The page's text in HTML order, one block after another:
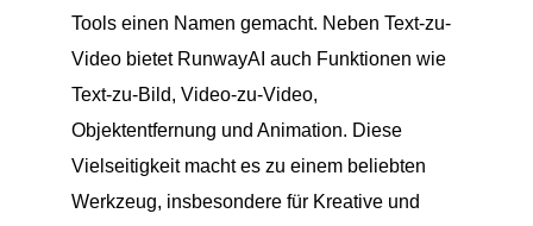
Tools einen Namen gemacht. Neben Text-zu-
Video bietet RunwayAI auch Funktionen wie
Text-zu-Bild, Video-zu-Video,
Objektentfernung und Animation. Diese
Vielseitigkeit macht es zu einem beliebten
Werkzeug, insbesondere für Kreative und